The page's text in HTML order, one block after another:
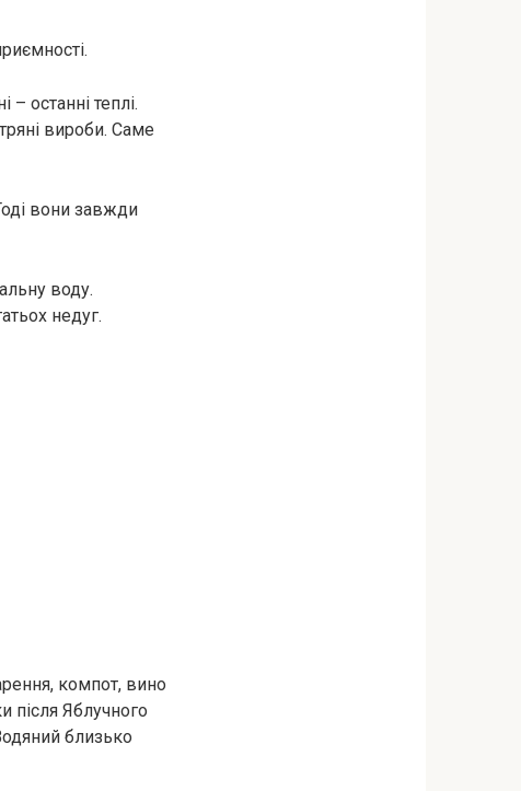
останні теплі.
вироби. Саме
вони завжди
воду.
недуг.
компот, вино
після Яблучного
близько